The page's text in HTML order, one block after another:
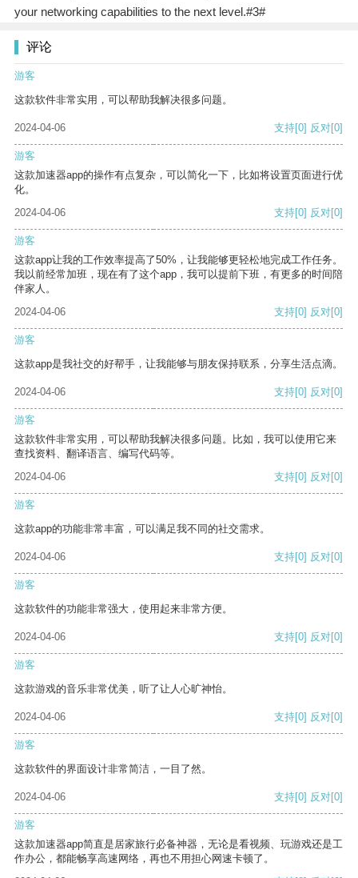
your networking capabilities to the next level.#3#
评论
游客
这款软件非常实用，可以帮助我解决很多问题。
2024-04-06 支持[0] 反对[0]
游客
这款加速器app的操作有点复杂，可以简化一下，比如将设置页面进行优
化。
2024-04-06
支持[0] 反对[0]
游客
这款app让我的工作效率提高了50%，让我能够更轻松地完成工作任务。
我以前经常加班，现在有了这个app，我可以提前下班，有更多的时间陪
伴家人。
2024-04-06
支持[0] 反对[0]
游客
这款app是我社交的好帮手，让我能够与朋友保持联系，分享生活点滴。
2024-04-06 支持[0] 反对[0]
游客
这款软件非常实用，可以帮助我解决很多问题。比如，我可以使用它来
查找资料、翻译语言、编写代码等。
2024-04-06
支持[0] 反对[0]
游客
这款app的功能非常丰富，可以满足我不同的社交需求。
2024-04-06 支持[0] 反对[0]
游客
这款软件的功能非常强大，使用起来非常方便。
2024-04-06 支持[0] 反对[0]
游客
这款游戏的音乐非常优美，听了让人心旷神怡。
2024-04-06 支持[0] 反对[0]
游客
这款软件的界面设计非常简洁，一目了然。
2024-04-06 支持[0] 反对[0]
游客
这款加速器app简直是居家旅行必备神器，无论是看视频、玩游戏还是工
作办公，都能畅享高速网络，再也不用担心网速卡顿了。